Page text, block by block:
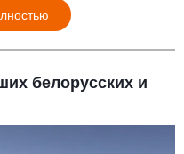
белорусских и